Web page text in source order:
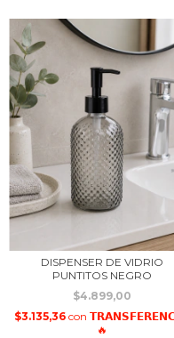
DISPENSER DE VIDRIO
PUNTITOS NEGRO
$4.899,00
$3.135,36 con
🔥